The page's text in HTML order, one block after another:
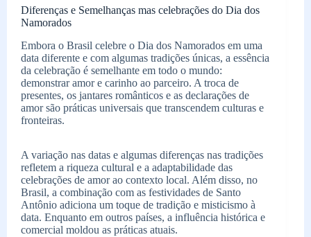
Diferenças e Semelhanças mas celebrações do Dia dos
Namorados
Embora o Brasil celebre o Dia dos Namorados em uma
data diferente e com algumas tradições únicas, a essência
da celebração é semelhante em todo o mundo:
demonstrar amor e carinho ao parceiro. A troca de
presentes, os jantares românticos e as declarações de
amor são práticas universais que transcendem culturas e
fronteiras.
A variação nas datas e algumas diferenças nas tradições
refletem a riqueza cultural e a adaptabilidade das
celebrações de amor ao contexto local. Além disso, no
Brasil, a combinação com as festividades de Santo
Antônio adiciona um toque de tradição e misticismo à
data. Enquanto em outros países, a influência histórica e
comercial moldou as práticas atuais.